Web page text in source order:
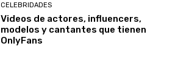
CELEBRIDADES
Videos de actores, influencers,
modelos y cantantes que tienen
OnlyFans